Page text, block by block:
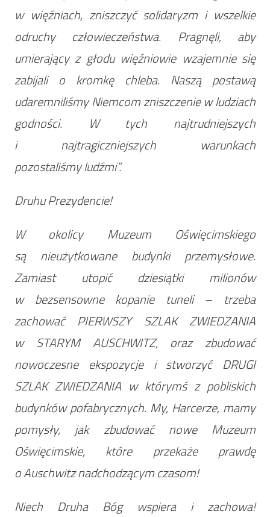
w więźniach, zniszczyć solidaryzm i wszelkie
odruchy człowieczeństwa. Pragnęli, aby
umierający z głodu więźniowie wzajemnie się
zabijali o kromkę chleba. Naszą postawą
udaremniliśmy Niemcom zniszczenie w ludziach
godności. W tych najtrudniejszych
i najtragiczniejszych warunkach
pozostaliśmy ludźmi”.
Druhu Prezydencie!
W okolicy Muzeum Oświęcimskiego
są nieużytkowane budynki przemysłowe.
Zamiast utopić dziesiątki milionów
w bezsensowne kopanie tuneli – trzeba
zachować PIERWSZY SZLAK ZWIEDZANIA
w STARYM AUSCHWITZ, oraz zbudować
nowoczesne ekspozycje i stworzyć DRUGI
SZLAK ZWIEDZANIA w którymś z pobliskich
budynków pofabrycznych. My, Harcerze, mamy
pomysły, jak zbudować nowe Muzeum
Oświęcimskie, które przekaże prawdę
o Auschwitz nadchodzącym czasom!
Niech Druha Bóg wspiera i zachowa!